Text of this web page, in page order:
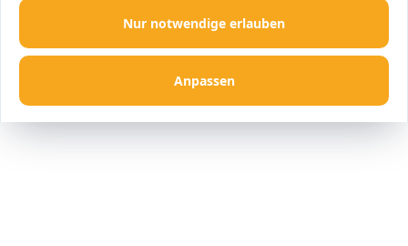
Nur notwendige erlauben
Anpassen